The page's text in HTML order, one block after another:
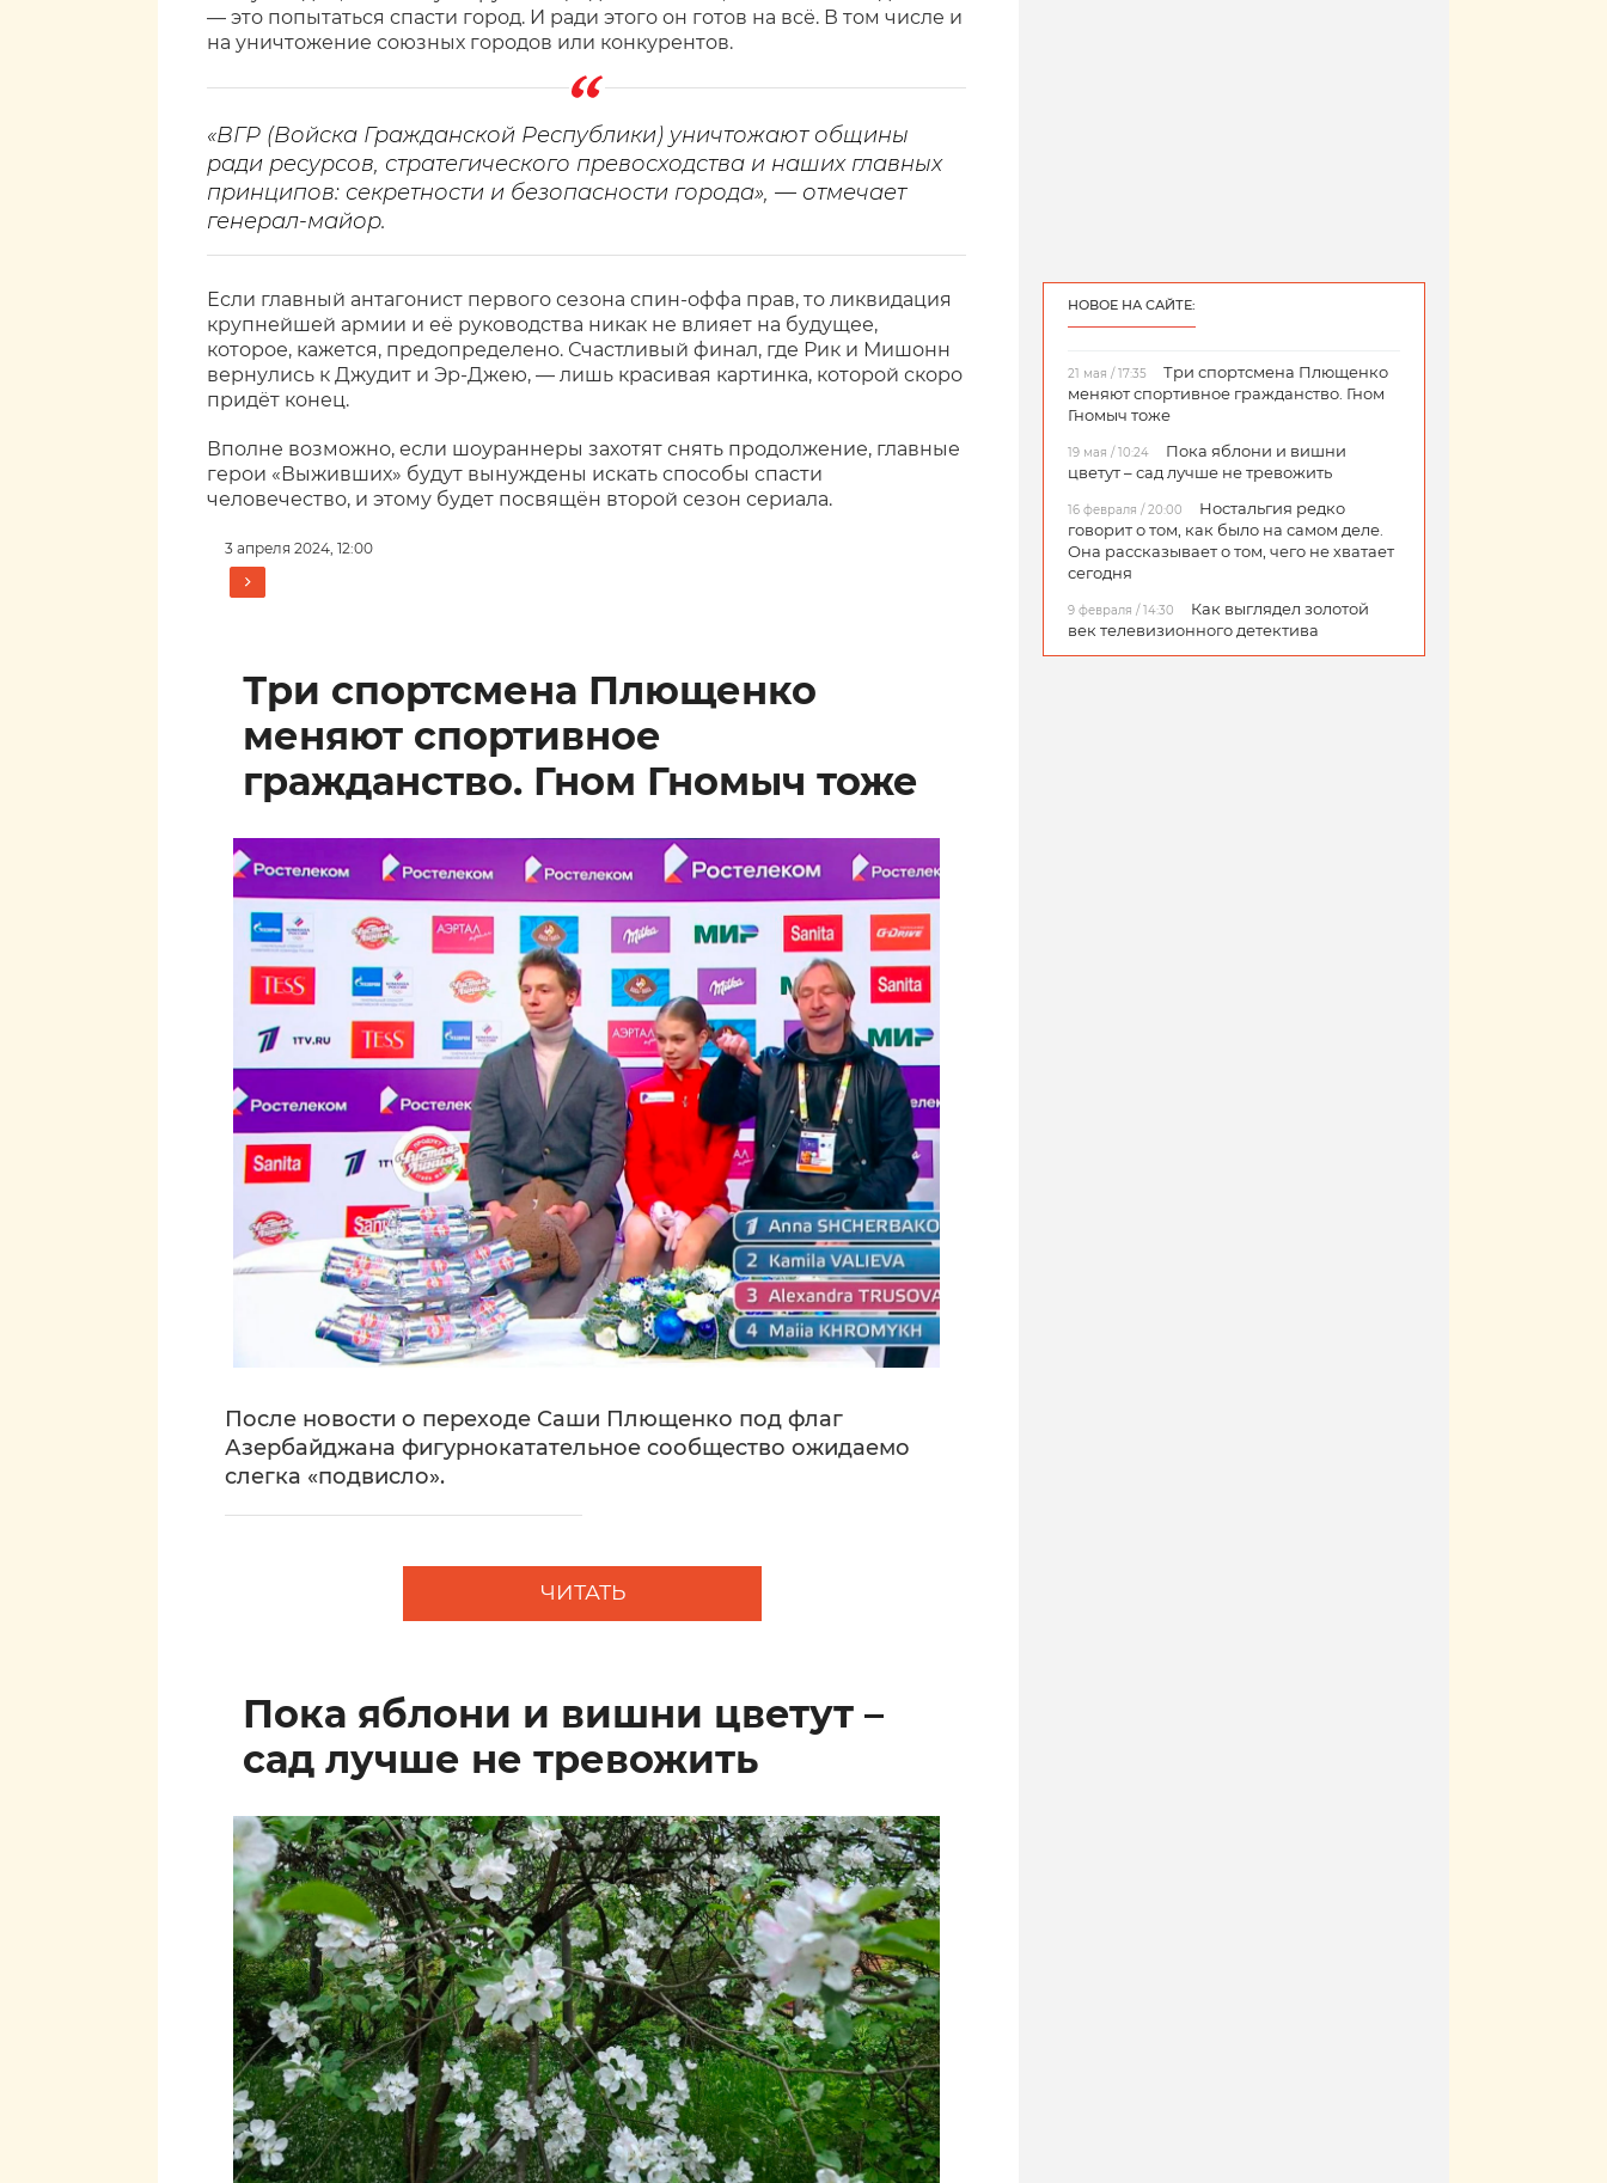
— это попытаться спасти город. И ради этого он готов на всё. В том числе и
на уничтожение союзных городов или конкурентов.
«ВГР (Войска Гражданской Республики) уничтожают общины
ради ресурсов, стратегического превосходства и наших главных
принципов: секретности и безопасности города», — отмечает
генерал-майор.
Если главный антагонист первого сезона спин-оффа прав, то ликвидация
крупнейшей армии и её руководства никак не влияет на будущее,
которое, кажется, предопределено. Счастливый финал, где Рик и Мишонн
вернулись к Джудит и Эр-Джею, — лишь красивая картинка, которой скоро
придёт конец.
Вполне возможно, если шоураннеры захотят снять продолжение, главные
герои «Выживших» будут вынуждены искать способы спасти
человечество, и этому будет посвящён второй сезон сериала.
3 апреля 2024, 12:00
Три спортсмена Плющенко
меняют спортивное
гражданство. Гном Гномыч тоже
После новости о переходе Саши Плющенко под флаг
Азербайджана фигурнокатательное сообщество ожидаемо
слегка «подвисло».
ЧИТАТЬ
Пока яблони и вишни цветут –
сад лучше не тревожить
НОВОЕ НА САЙТЕ:
21 мая / 17:35
Три спортсмена Плющенко
меняют спортивное гражданство. Гном
Гномыч тоже
19 мая / 10:24
Пока яблони и вишни
цветут – сад лучше не тревожить
16 февраля / 20:00
Ностальгия редко
говорит о том, как было на самом деле.
Она рассказывает о том, чего не хватает
сегодня
9 февраля / 14:30
Как выглядел золотой
век телевизионного детектива